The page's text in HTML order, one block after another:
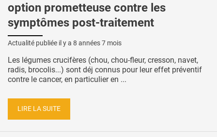
option prometteuse contre les
symptômes post-traitement
Actualité publiée il y a 8 années 7 mois
Les légumes crucifères (chou, chou-fleur, cresson, navet,
radis, brocolis...) sont déj connus pour leur effet préventif
contre le cancer, en particulier en ...
LIRE LA SUITE